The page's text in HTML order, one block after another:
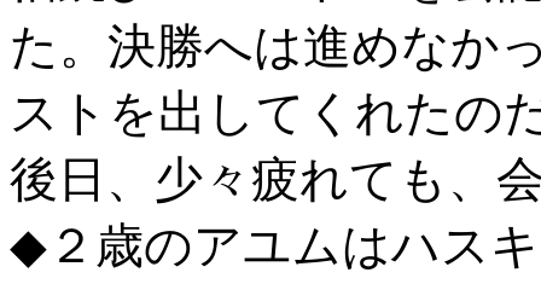
た。決勝へは進めなか
ストを出してくれたの
後日、少々疲れても、
◆２歳のアユムはハス